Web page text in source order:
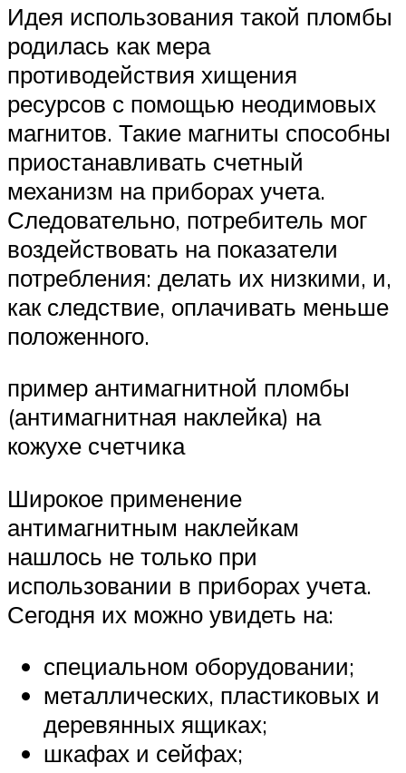
Идея использования такой пломбы
родилась как мера
противодействия хищения
ресурсов с помощью неодимовых
магнитов. Такие магниты способны
приостанавливать счетный
механизм на приборах учета.
Следовательно, потребитель мог
воздействовать на показатели
потребления: делать их низкими, и,
как следствие, оплачивать меньше
положенного.
пример антимагнитной пломбы
(антимагнитная наклейка) на
кожухе счетчика
Широкое применение
антимагнитным наклейкам
нашлось не только при
использовании в приборах учета.
Сегодня их можно увидеть на:
специальном оборудовании;
металлических, пластиковых и
деревянных ящиках;
шкафах и сейфах;